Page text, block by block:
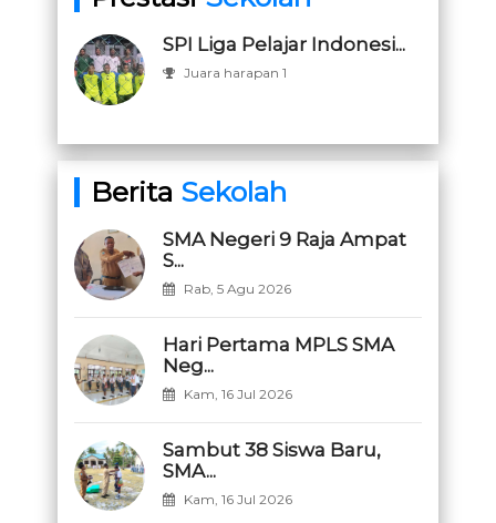
SPI Liga Pelajar Indonesi...
Juara harapan 1
Berita Sekolah
SMA Negeri 9 Raja Ampat
S...
Rab, 5 Agu 2026
Hari Pertama MPLS SMA
Neg...
Kam, 16 Jul 2026
Sambut 38 Siswa Baru,
SMA...
Kam, 16 Jul 2026